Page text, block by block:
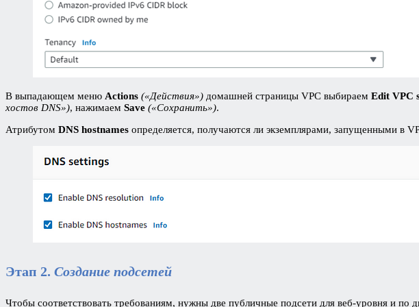
В выпадающем меню Actions («Действия») домашней страницы VPC выбираем Edit VPC
хостов DNS»), нажимаем Save («Сохранить»).
Атрибутом DNS hostnames определяется, получаются ли экземплярами, запущенными в
Этап 2. Создание подсетей
Чтобы соответствовать требованиям, нужны две публичные подсети для веб-уровня и по